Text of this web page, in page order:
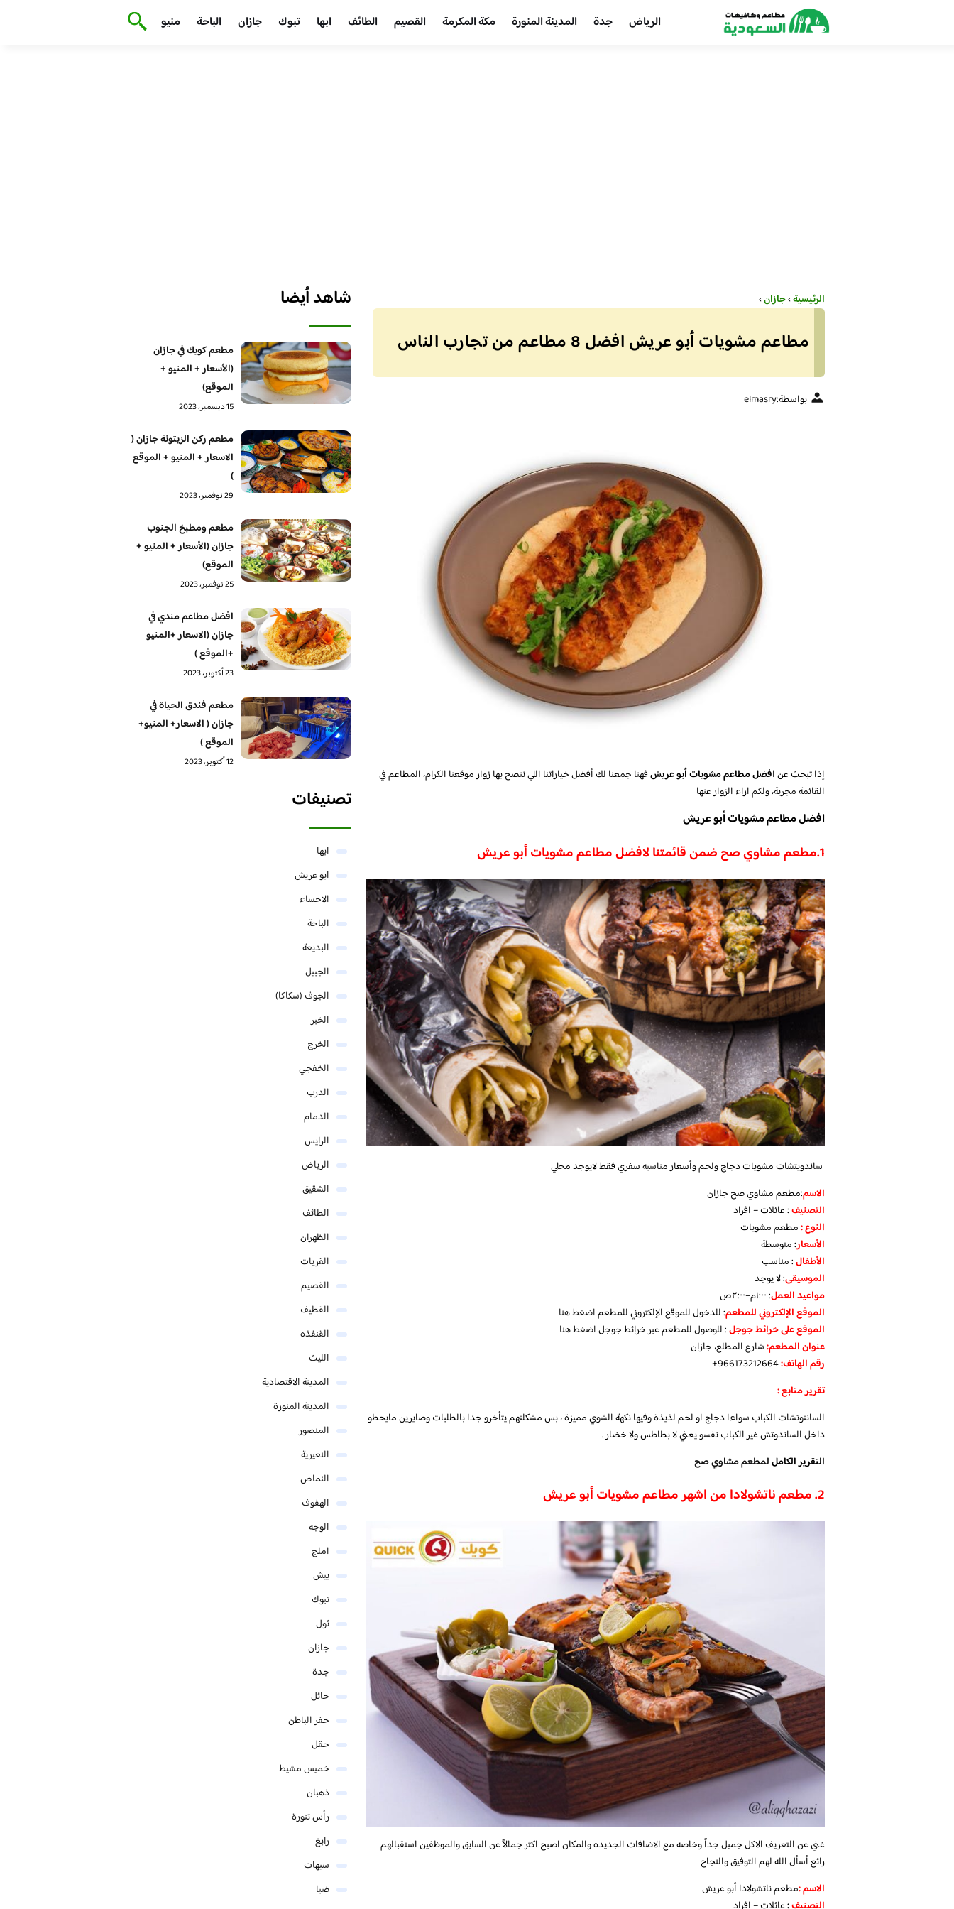
الرياض جدة المدينة المنورة مكة المكرمة القصيم الطائف ابها تبوك جازان الباحة منيو
الرئيسية›جازان›
مطاعم مشويات أبو عريش افضل 8 مطاعم من تجارب الناس
بواسطة:elmasry
إذا تبحث عن افضل مطاعم مشويات أبو عريشفهنا جمعنا لك أفضل خياراتنا اللي ننصح بها زوار موقعنا الكرام، المطاعم في
القائمة مجربة، ولكم اراء الزوار عنها
افضل مطاعم مشويات أبو عريش
1.مطعم مشاوي صح ضمن قائمتنا لافضل مطاعم مشويات أبو عريش
ساندويتشات مشويات دجاج ولحم وأسعار مناسبه سفري فقط لايوجد محلي
الاسم:مطعم مشاوي صح جازان
التصنيف: عائلات – افراد
النوع :مطعم مشويات
الأسعار:متوسطة
الأطفال:مناسب
الموسيقى:لا يوجد
مواعيد العمل: ١:٠٠م–٢:٠٠ص
الموقع الإلكتروني للمطعم: للدخول للموقع الإلكتروني للمطعماضغط هنا
الموقع على خرائط جوجل: للوصول للمطعم عبر خرائط جوجلاضغط هنا
عنوان المطعم:شارع المطلع، جازان
رقم الهاتف:
تقرير متابع :
السانتوتشات الكباب سواءا دجاج او لحم لذيذة وفيها نكهة الشوي مميزة ، بس مشكلتهم يتأخرو جدا بالطلبات وصايرين مايحطو
داخل الساندوتش غير الكباب نفسو يعني لا بطاطس ولا خضار .
التقرير الكامللمطعم مشاوي صح
2. مطعم ناتشولادا من اشهر مطاعم مشويات أبو عريش
غني عن التعريف الاكل جميل جداً وخاصه مع الاضافات الجديده والمكان اصبح اكثر جمالاً عن السابق والموظفين استقبالهم
رائع أسأل الله لهم التوفيق والنجاح
الاسم :مطعم ناتشولادا أبو عريش
شاهد أيضا
مطعم كويك في جازان
(الأسعار + المنيو +
الموقع)
15 ديسمبر، 2023
مطعم ركن الزيتونة جازان (
الاسعار + المنيو + الموقع
)
29 نوفمبر، 2023
مطعم ومطبخ الجنوب
جازان (الأسعار + المنيو +
الموقع)
25 نوفمبر، 2023
افضل مطاعم مندي في
جازان (الاسعار +المنيو
+الموقع )
23 أكتوبر، 2023
مطعم فندق الحياة في
جازان ( الاسعار+ المنيو+
الموقع )
12 أكتوبر، 2023
تصنيفات
ابها
ابو عريش
الاحساء
الباحة
البديعة
الجبيل
الجوف (سكاكا)
الخبر
الخرج
الخفجي
الدرب
الدمام
الرايس
الرياض
الشقيق
الطائف
الظهران
القريات
القصيم
القطيف
القنفذه
الليث
المدينة الاقتصادية
المدينة المنورة
المنصور
النعيرية
النماص
الهفوف
الوجه
املج
بيش
تبوك
ثول
جازان
جدة
حائل
حفر الباطن
حقل
خميس مشيط
ذهبان
رأس تنورة
رابغ
سيهات
ضبا